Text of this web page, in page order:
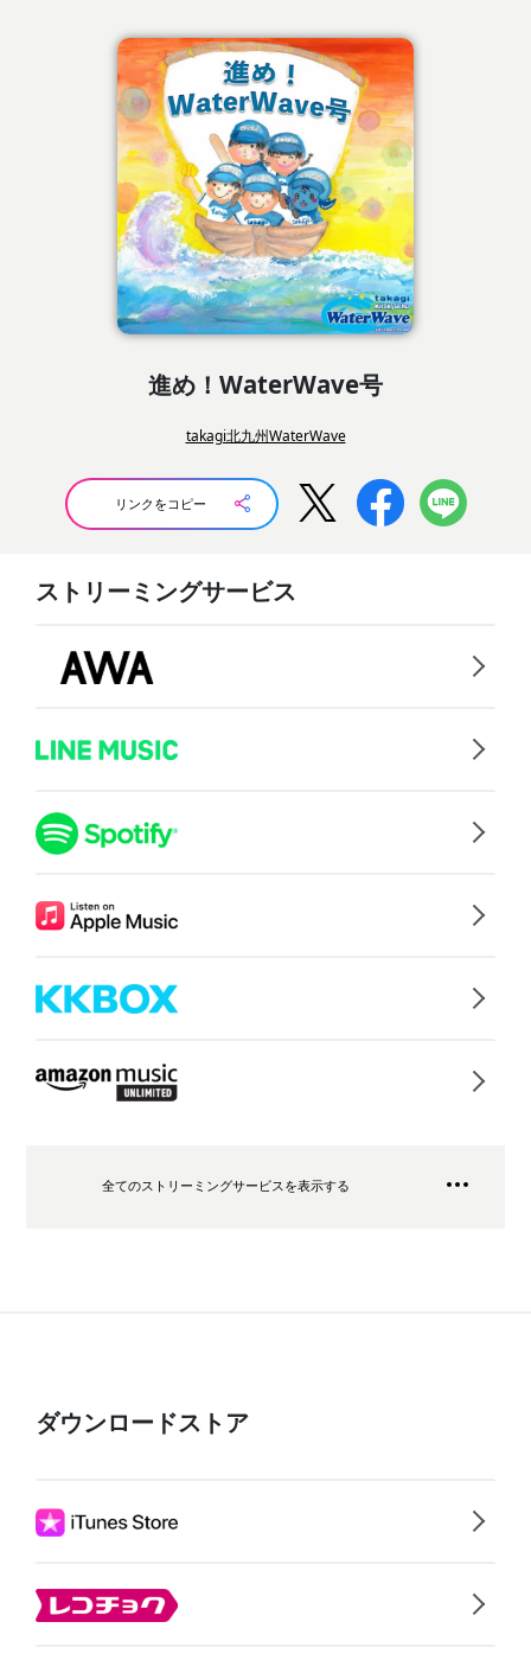
進め！WaterWave号
takagi北九州WaterWave
リンクをコピー
ストリーミングサービス
全てのストリーミングサービスを表示する
ダウンロードストア